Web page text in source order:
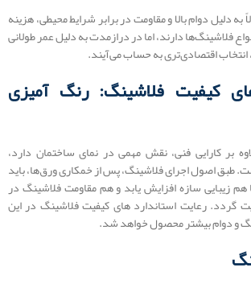
دلیل دوام بالا و مقاومت در برابر شرایط محیطی، هزینه
فلاشینگ‌ها دارند، اما در درازمدت به دلیل عمر طولانی
انتخاب اقتصادی‌تری به حساب می‌آیند.
کیفیت فلاشینگ: رنگ ‌آمیزی
بر کارایی فنی، نقش مهمی در نمای ساختمان دارد،
طبق اصول اجرای فلاشینگ، پس از خمکاری ورق‌ها، باید
زیبایی سازه افزایش یابد و هم مقاومت فلاشینگ در
گردد. رعایت استاندارد های کیفیت فلاشینگ در این
و دوام بیشتر محصول خواهد شد.